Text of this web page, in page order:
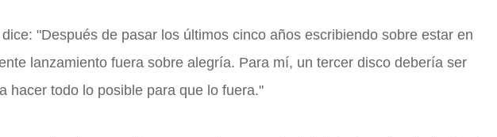
"Después de pasar los últimos cinco años escribiendo sobre estar en
lanzamiento fuera sobre alegría. Para mí, un tercer disco debería ser
hacer todo lo posible para que lo fuera."